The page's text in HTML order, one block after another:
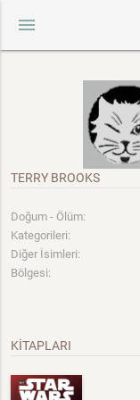
menu
TERRY BROOKS
Doğum - Ölüm:
Kategorileri:
Diğer İsimleri:
Bölgesi:
KİTAPLARI